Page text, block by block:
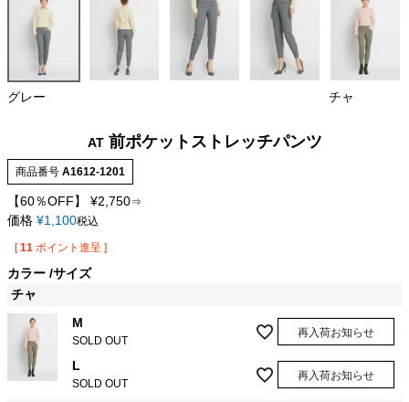
グレー チャ
AT 前ポケットストレッチパンツ
商品番号 A1612-1201
【60％OFF】 ¥2,750⇒
価格 ¥1,100税込
[ 11 ポイント進呈 ]
カラー サイズ
チャ
M
SOLD OUT
再入荷お知らせ
L
SOLD OUT
再入荷お知らせ